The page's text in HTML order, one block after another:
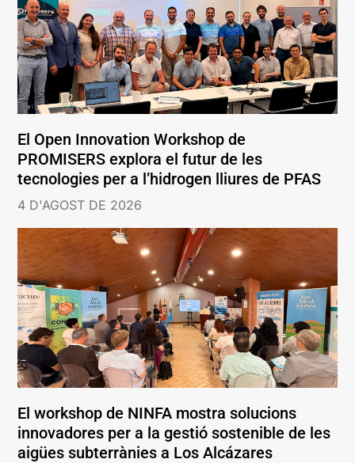
El Open Innovation Workshop de
PROMISERS explora el futur de les
tecnologies per a l’hidrogen lliures de PFAS
4 D'AGOST DE 2026
El workshop de NINFA mostra solucions
innovadores per a la gestió sostenible de les
aigües subterrànies a Los Alcázares